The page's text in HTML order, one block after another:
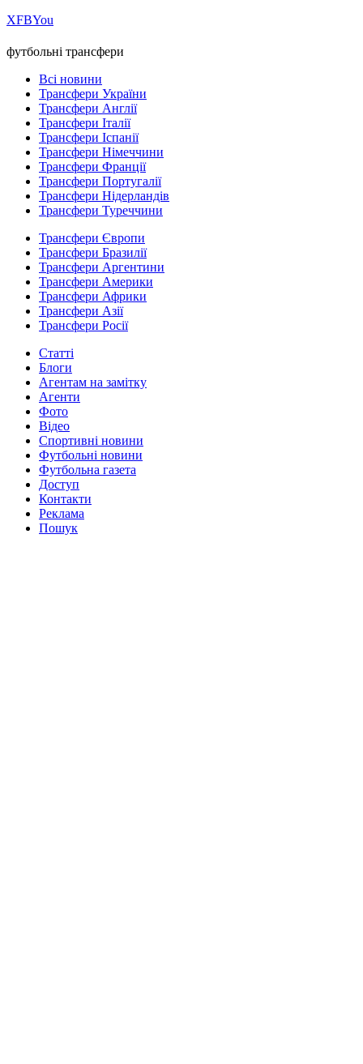
ХFBYou
футбольні трансфери
Всі новини
Трансфери України
Трансфери Англії
Трансфери Італії
Трансфери Іспанії
Трансфери Німеччини
Трансфери Франції
Трансфери Португалії
Трансфери Нідерландів
Трансфери Туреччини
Трансфери Європи
Трансфери Бразилії
Трансфери Аргентини
Трансфери Америки
Трансфери Африки
Трансфери Азії
Трансфери Росії
Статті
Блоги
Агентам на замітку
Агенти
Фото
Відео
Спортивні новини
Футбольні новини
Футбольна газета
Доступ
Контакти
Реклама
Пошук